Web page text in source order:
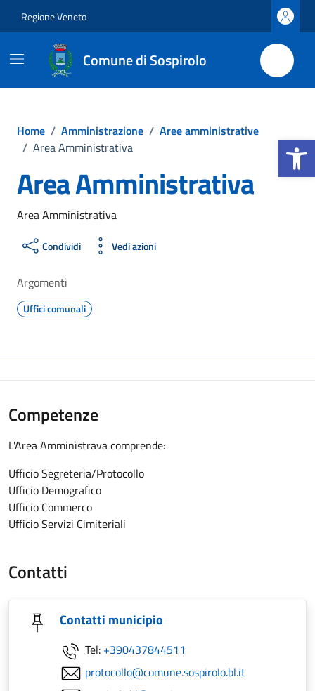
Apri la
Regione Veneto
Comune di Sospirolo
Home / Amministrazione / Aree amministrative
/ Area Amministrativa
Area Amministrativa
Area Amministrativa
Condividi Vedi azioni
Argomenti
Uffici comunali
Competenze
L'Area Amministrava comprende:
Ufficio Segreteria/Protocollo
Ufficio Demografico
Ufficio Commerco
Ufficio Servizi Cimiteriali
Contatti
Contatti municipio
Tel: +390437844511
protocollo@comune.sospirolo.bl.it